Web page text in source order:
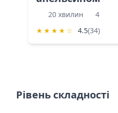
20 хвилин
4
★ ★ ★ ★ ☆ 4.5(34)
Рівень складності